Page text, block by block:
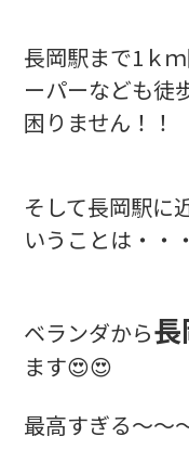
長岡駅まで1ｋ
ーパーなども徒
困りません！！
そして長岡駅に
いうことは・・
ベランダから
ます😍😍
最高すぎる～～